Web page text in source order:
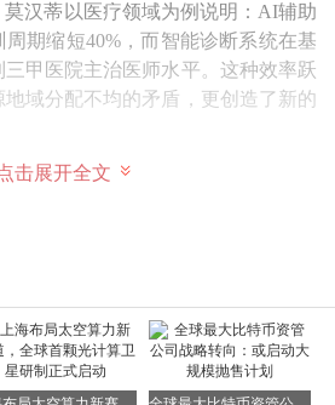
汉蒂以医疗领域为例说明：AI辅助
期缩短40%，而智能诊断系统在基
甲医院主治医师水平。这种效率跃
域分配不均的矛盾，更创造了新的
击展开全文